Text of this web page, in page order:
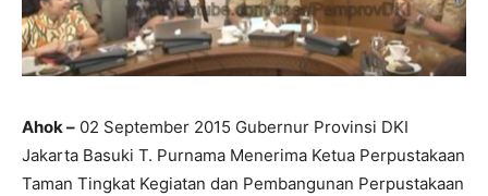
Ahok – 02 September 2015 Gubernur Provinsi DKI
Jakarta Basuki T. Purnama Menerima Ketua Perpustakaan
Taman Tingkat Kegiatan dan Pembangunan Perpustakaan